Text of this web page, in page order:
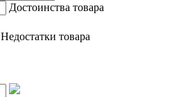
Достоинства товара
Недостатки товара